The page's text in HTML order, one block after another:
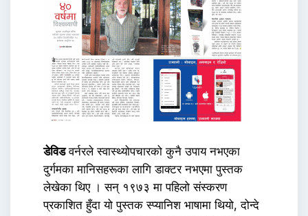
डेविडवर्नरले स्वास्थ्योपचारको कुनै उपाय नभएका
दुर्गमका मानिसहरूका लागि डाक्टर नभएमा पुस्तक
लेखेका थिए । सन् १९७३ मा पहिलो संस्करण
प्रकाशित हुँदा यो पुस्तक स्प्यानिश भाषामा थियो, दोन्दे